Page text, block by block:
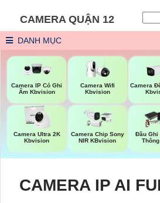
CAMERA QUẬN 12
DANH MỤC
Camera IP Có Ghi
Âm Kbvision
Camera Wifi
Kbvision
Camera
Camera Ultra 2K
Kbvision
Camera Chip Sony
NIR KBvision
Đầu Ghi
CAMERA IP AI